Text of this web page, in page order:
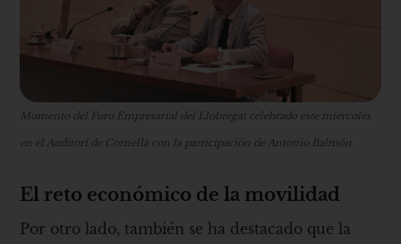
Momento del Foro Empresarial del Llobregat celebrado este miércoles
en el Auditori de Cornellà con la participación de Antonio Balmón
El reto económico de la movilidad
Por otro lado, también se ha destacado que la